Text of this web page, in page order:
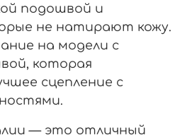
подошвой и
не натирают кожу.
на модели с
которая
сцепление с
— это отличный